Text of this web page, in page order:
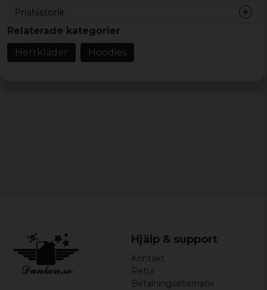
Passar för vardag, lediga dagar och lager-på-lager-stil.
Produkttyp:Hoodie
Motiv/tryck:Tvåfärgad
Prishistorik
Relaterade kategorier
Herrkläder
Hoodies
Hjälp & support
Kontakt
Retur
Betalningsalternativ